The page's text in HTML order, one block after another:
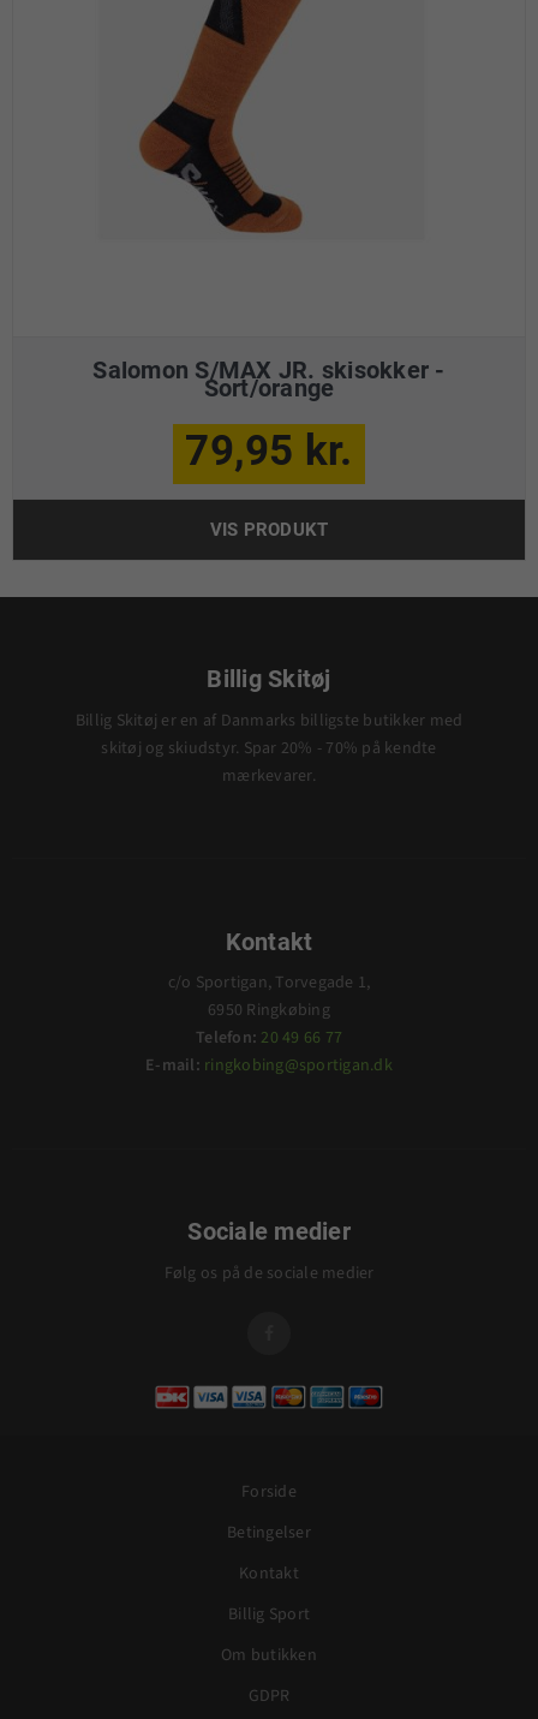
Salomon S/MAX JR. skisokker -
Sort/orange
79,95 kr.
VIS PRODUKT
Billig Skitøj
Billig Skitøj er en af Danmarks billigste butikker med
skitøj og skiudstyr. Spar 20% - 70% på kendte
mærkevarer.
Kontakt
c/o Sportigan, Torvegade 1,
6950 Ringkøbing
Telefon: 20 49 66 77
E-mail: ringkobing@sportigan.dk
Sociale medier
Følg os på de sociale medier
Forside
Betingelser
Kontakt
Billig Sport
Om butikken
GDPR